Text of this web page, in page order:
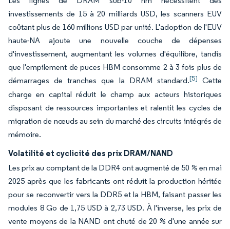
investissements de 15 à 20 milliards USD, les scanners EUV
coûtant plus de 160 millions USD par unité. L'adoption de l'EUV
haute-NA ajoute une nouvelle couche de dépenses
d'investissement, augmentant les volumes d'équilibre, tandis
que l'empilement de puces HBM consomme 2 à 3 fois plus de
démarrages de tranches que la DRAM standard.[5] Cette
charge en capital réduit le champ aux acteurs historiques
disposant de ressources importantes et ralentit les cycles de
migration de nœuds au sein du marché des circuits intégrés de
mémoire.
Volatilité et cyclicité des prix DRAM/NAND
Les prix au comptant de la DDR4 ont augmenté de 50 % en mai
2025 après que les fabricants ont réduit la production héritée
pour se reconvertir vers la DDR5 et la HBM, faisant passer les
modules 8 Go de 1,75 USD à 2,73 USD. À l'inverse, les prix de
vente moyens de la NAND ont chuté de 20 % d'une année sur